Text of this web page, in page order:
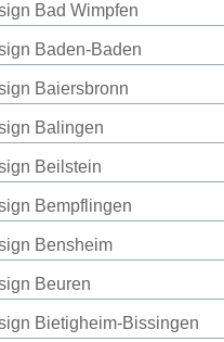
Bad Wimpfen
Baden-Baden
Baiersbronn
Balingen
Beilstein
Bempflingen
Bensheim
Beuren
Bietigheim-Bissingen